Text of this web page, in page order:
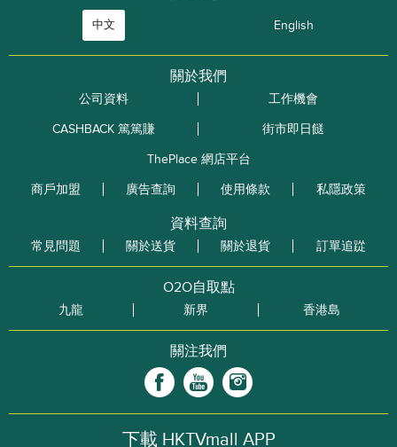
中文 English
關於我們
公司資料
工作機會
CASHBACK 篤篤賺
街市即日餸
ThePlace 網店平台
商戶加盟
廣告查詢 使用條款 私隱政策
資料查詢
常見問題 關於送貨 關於退貨 訂單追踨
O2O自取點
九龍 新界 香港島
關注我們
下載 HKTVmall APP